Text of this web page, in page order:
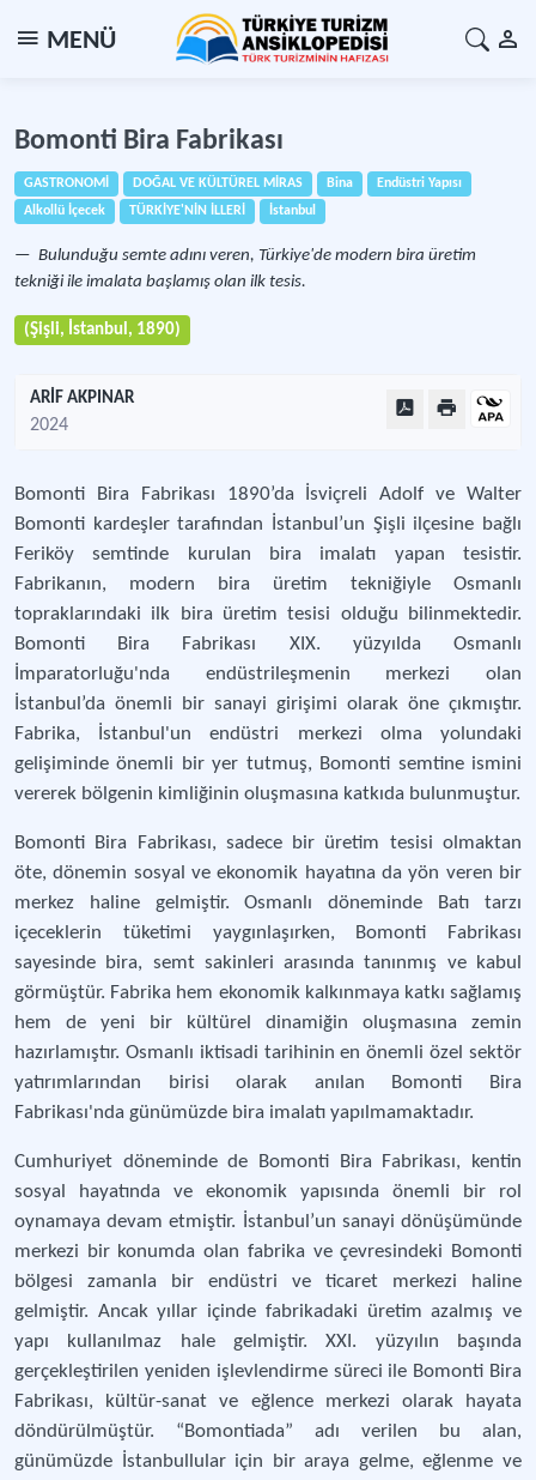
MENÜ
Bomonti Bira Fabrikası
GASTRONOMİ DOĞAL VE KÜLTÜREL MİRAS Bina
Endüstri Yapısı
Alkollü İçecek
TÜRKİYE'NİN İLLERİ İstanbul
Bulunduğu semte adını veren, Türkiye'de modern bira üretim
tekniği ile imalata başlamış olan ilk tesis.
(Şişli, İstanbul, 1890)
ARİF AKPINAR
2024
Bomonti Bira Fabrikası 1890’da İsviçreli Adolf ve Walter
Bomonti kardeşler tarafından İstanbul’un Şişli ilçesine bağlı
Feriköy semtinde kurulan bira imalatı yapan tesistir.
Fabrikanın, modern bira üretim tekniğiyle Osmanlı
topraklarındaki ilk bira üretim tesisi olduğu bilinmektedir.
Bomonti Bira Fabrikası XIX. yüzyılda Osmanlı
İmparatorluğu'nda endüstrileşmenin merkezi olan
İstanbul’da önemli bir sanayi girişimi olarak öne çıkmıştır.
Fabrika, İstanbul'un endüstri merkezi olma yolundaki
gelişiminde önemli bir yer tutmuş, Bomonti semtine ismini
vererek bölgenin kimliğinin oluşmasına katkıda bulunmuştur.
Bomonti Bira Fabrikası, sadece bir üretim tesisi olmaktan
öte, dönemin sosyal ve ekonomik hayatına da yön veren bir
merkez haline gelmiştir. Osmanlı döneminde Batı tarzı
içeceklerin tüketimi yaygınlaşırken, Bomonti Fabrikası
sayesinde bira, semt sakinleri arasında tanınmış ve kabul
görmüştür. Fabrika hem ekonomik kalkınmaya katkı sağlamış
hem de yeni bir kültürel dinamiğin oluşmasına zemin
hazırlamıştır. Osmanlı iktisadi tarihinin en önemli özel sektör
yatırımlarından birisi olarak anılan Bomonti Bira
Fabrikası'nda günümüzde bira imalatı yapılmamaktadır.
Cumhuriyet döneminde de Bomonti Bira Fabrikası, kentin
sosyal hayatında ve ekonomik yapısında önemli bir rol
oynamaya devam etmiştir. İstanbul’un sanayi dönüşümünde
merkezi bir konumda olan fabrika ve çevresindeki Bomonti
bölgesi zamanla bir endüstri ve ticaret merkezi haline
gelmiştir. Ancak yıllar içinde fabrikadaki üretim azalmış ve
yapı kullanılmaz hale gelmiştir. XXI. yüzyılın başında
gerçekleştirilen yeniden işlevlendirme süreci ile Bomonti Bira
Fabrikası, kültür-sanat ve eğlence merkezi olarak hayata
döndürülmüştür. “Bomontiada” adı verilen bu alan,
günümüzde İstanbullular için bir araya gelme, eğlenme ve